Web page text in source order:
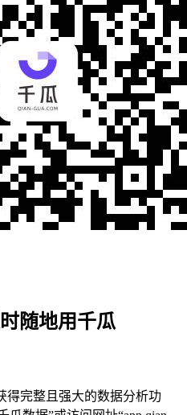
随地用千瓜
得完整且强大的数据分析功